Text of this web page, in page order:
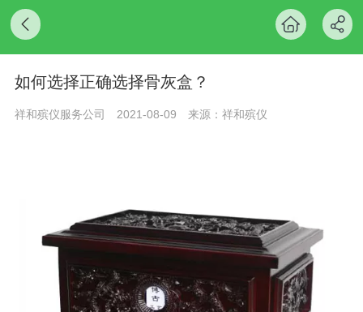
如何选择正确选择骨灰盒？
祥和殡仪服务公司 2021-08-09 来源：祥和殡仪